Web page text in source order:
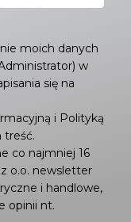
moich danych
w
się na
i Polityką
treść.
co najmniej 16
o.o. newsletter
i handlowe,
opinii nt.